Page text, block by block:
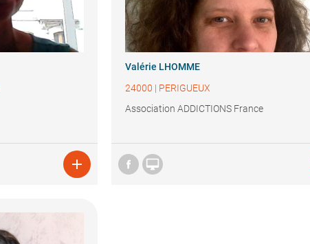

Valérie LHOMME
24000 | PERIGUEUX
Association ADDICTIONS France
